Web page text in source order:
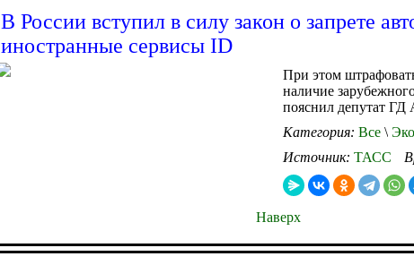
В России вступил в силу закон о запрете
иностранные сервисы ID
При этом
наличие
пояснил депутат
Категория: Все \
Источник: ТАСС
Наверх